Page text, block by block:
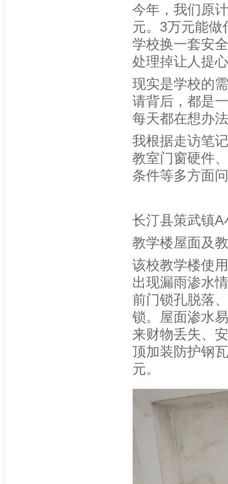
今年，我们原
元。3万元能做
学校换一套安
处理掉让人提
现实是学校的
请背后，都是
每天都在想办
我根据走访笔
教室门窗硬件
条件等多方面
长汀县策武镇A
教学楼屋面及
该校教学楼使
出现漏雨渗水
前门锁孔脱落
锁。屋面渗水
来财物丢失、
顶加装防护钢
元。